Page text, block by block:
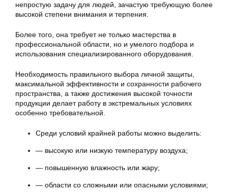
непростую задачу для людей, зачастую требующую более
высокой степени внимания и терпения.
Более того, она требует не только мастерства в
профессиональной области, но и умелого подбора и
использования специализированного оборудования.
Необходимость правильного выбора личной защиты,
максимальной эффективности и сохранности рабочего
пространства, а также достижения высокой точности
продукции делает работу в экстремальных условиях
особенно требовательной.
Среди условий крайней работы можно выделить:
— высокую или низкую температуру воздуха;
— повышенную влажность или жару;
— области со сложными или опасными условиями;